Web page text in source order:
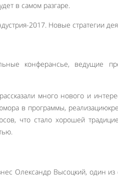
в самом разгаре.
2017. Новые стратегии
конферансье, ведущие
много нового и
в программы,
что стало хорошей
Олександр Высоцкий, один из